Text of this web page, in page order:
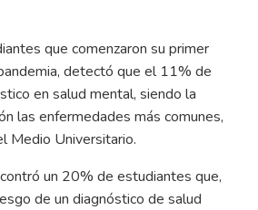
que comenzaron su primer
detectó que el 11% de
en salud mental, siendo la
las enfermedades más comunes,
Medio Universitario.
un 20% de estudiantes que,
de un diagnóstico de salud